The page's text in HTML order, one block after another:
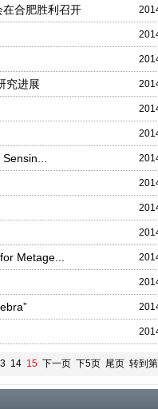
合肥胜利召开
究进展
Metage...
14 15 下一页 下5页 尾页 转到第